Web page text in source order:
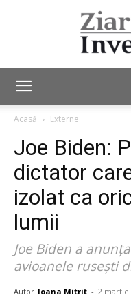
Acasă Externe
Joe Biden:
dictator
izolat ca
lumii
Joe Biden a
avioanele ruseşti
Autor Ioana Mitrit - 2 martie